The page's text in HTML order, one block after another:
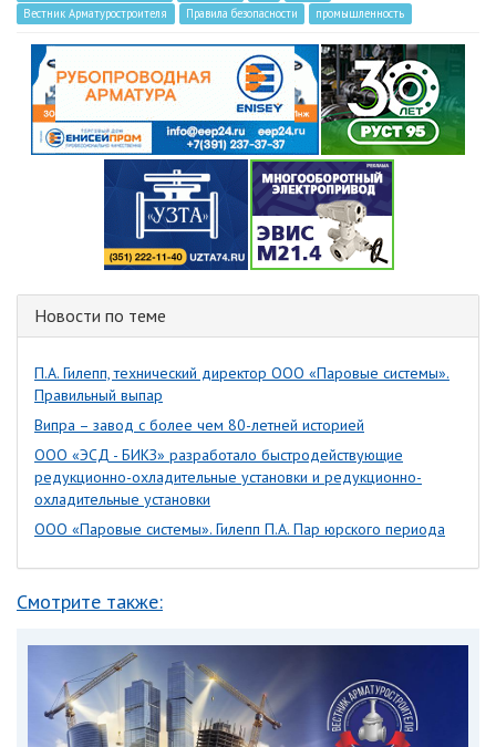
Вестник Арматуростроителя
Правила безопасности промышленность
Новости по теме
П.А. Гилепп, технический директор ООО «Паровые системы».
Правильный выпар
Випра – завод с более чем 80-летней историей
ООО «ЭСД - БИКЗ» разработало быстродействующие
редукционно-охладительные установки и редукционно-
охладительные установки
ООО «Паровые системы». Гилепп П.А. Пар юрского периода
Смотрите также: